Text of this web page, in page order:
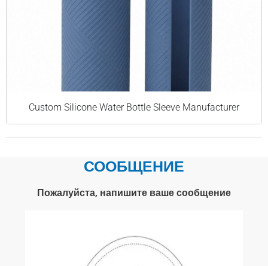
Custom Silicone Water Bottle Sleeve Manufacturer
СООБЩЕНИЕ
Пожалуйста, напишите ваше сообщение